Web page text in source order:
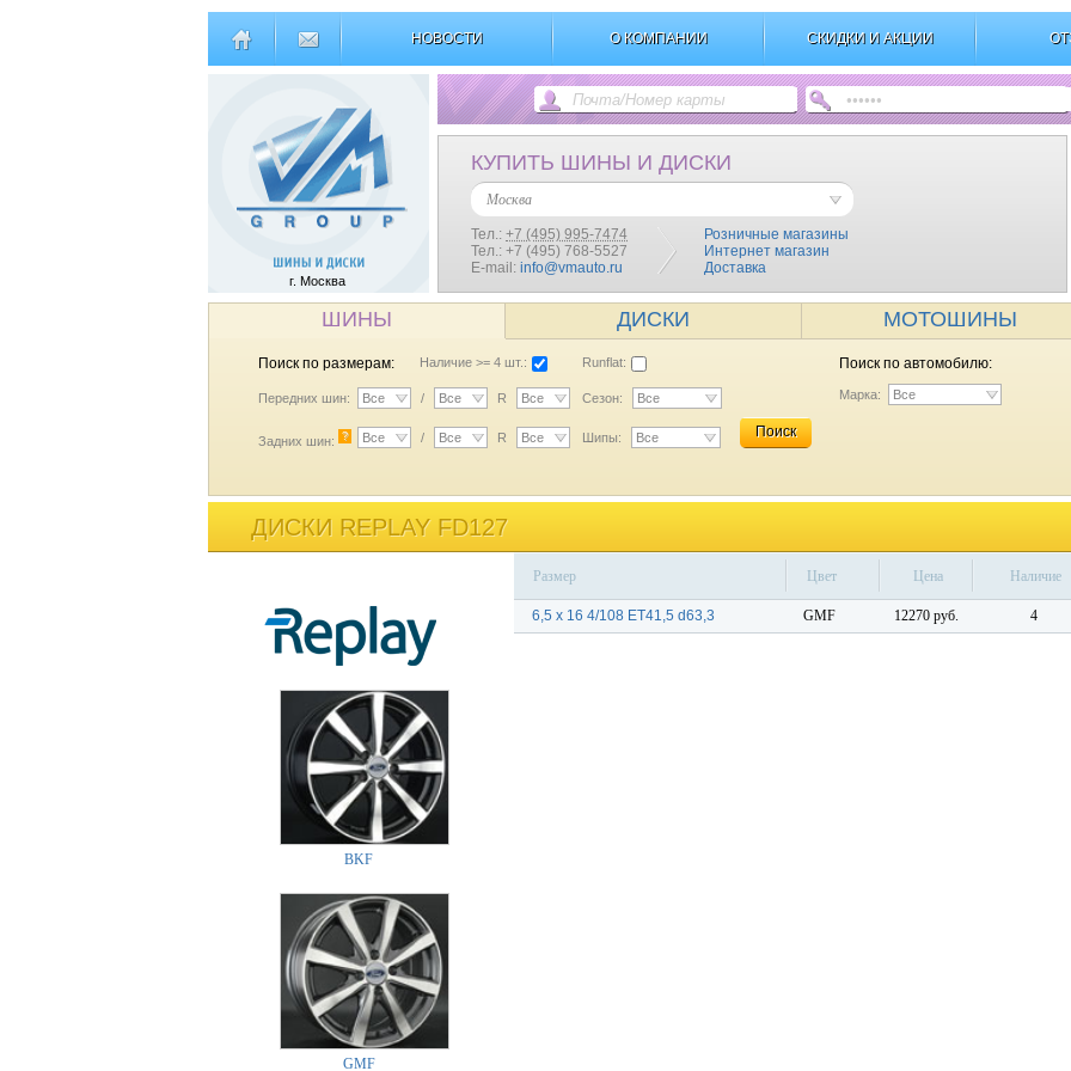
НОВОСТИ О КОМПАНИИ СКИДКИ И АКЦИИ
г. Москва
КУПИТЬ ШИНЫ И ДИСКИ
Москва
Тел.: +7 (495) 995-7474
Тел.: +7 (495) 768-5527
E-mail: info@vmauto.ru
Розничные магазины
Интернет магазин
Доставка
ШИНЫ ДИСКИ МОТОШИНЫ
Поиск по размерам: Наличие >= 4 шт.: Runflat:
Передних шин: Все / Все R Все Сезон: Все
Задних шин: ? Все / Все R Все Шипы: Все Поиск
Поиск по автомобилю:
Марка: Все
ДИСКИ REPLAY FD127
BKF
GMF
Размер Цвет Цена Наличие
6,5 x 16 4/108 ET41,5 d63,3 GMF 12270 руб. 4